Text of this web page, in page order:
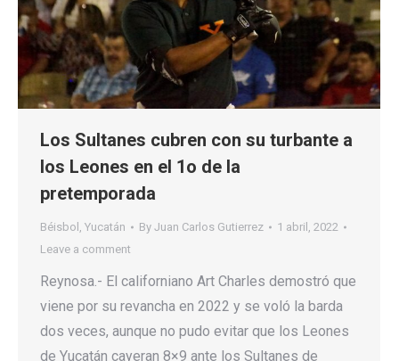
Los Sultanes cubren con su turbante a
los Leones en el 1o de la
pretemporada
Béisbol , Yucatán By Juan Carlos Gutierrez
1 abril, 2022
Leave a comment
Reynosa.- El californiano Art Charles demostró que
viene por su revancha en 2022 y se voló la barda
dos veces, aunque no pudo evitar que los Leones
de Yucatán cayeran 8×9 ante los Sultanes de